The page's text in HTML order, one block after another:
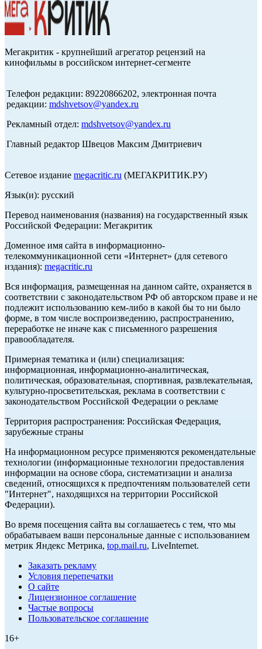
Мегакритик - крупнейший агрегатор рецензий на
кинофильмы в российском интернет-сегменте
Телефон редакции: 89220866202, электронная почта
редакции: mdshvetsov@yandex.ru
Рекламный отдел: mdshvetsov@yandex.ru
Главный редактор Швецов Максим Дмитриевич
Сетевое издание megacritic.ru (МЕГАКРИТИК.РУ)
Язык(и): русский
Перевод наименования (названия) на государственный язык
Российской Федерации: Мегакритик
Доменное имя сайта в информационно-
телекоммуникационной сети «Интернет» (для сетевого
издания): megacritic.ru
Вся информация, размещенная на данном сайте, охраняется в
соответствии с законодательством РФ об авторском праве и не
подлежит использованию кем-либо в какой бы то ни было
форме, в том числе воспроизведению, распространению,
переработке не иначе как с письменного разрешения
правообладателя.
Примерная тематика и (или) специализация:
информационная, информационно-аналитическая,
политическая, образовательная, спортивная, развлекательная,
культурно-просветительская, реклама в соответствии с
законодательством Российской Федерации о рекламе
Территория распространения: Российская Федерация,
зарубежные страны
На информационном ресурсе применяются рекомендательные
технологии (информационные технологии предоставления
информации на основе сбора, систематизации и анализа
сведений, относящихся к предпочтениям пользователей сети
"Интернет", находящихся на территории Российской
Федерации).
Во время посещения сайта вы соглашаетесь с тем, что мы
обрабатываем ваши персональные данные с использованием
метрик Яндекс Метрика, top.mail.ru, LiveInternet.
Заказать рекламу
Условия перепечатки
О сайте
Лицензионное соглашение
Частые вопросы
Пользовательское соглашение
16+